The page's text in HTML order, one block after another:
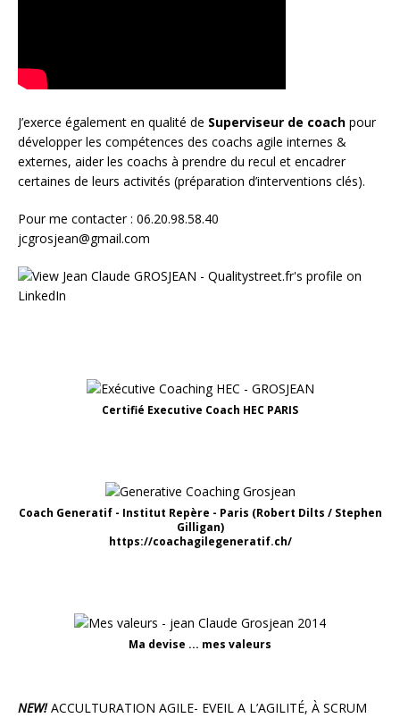
J’exerce également en qualité de Superviseur de coach pour
développer les compétences des coachs agile internes &
externes, aider les coachs à prendre du recul et encadrer
certaines de leurs activités (préparation d’interventions clés).
Pour me contacter : 06.20.98.58.40
jcgrosjean@gmail.com
Certifié Executive Coach HEC PARIS
Coach Generatif - Institut Repère - Paris (Robert Dilts / Stephen
Gilligan)
https://coachagilegeneratif.ch/
Ma devise ... mes valeurs
NEW!ACCULTURATION AGILE- EVEIL A L’AGILITÉ, À SCRUM